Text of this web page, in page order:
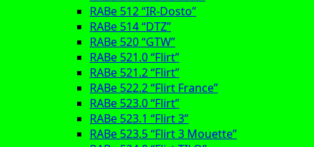
RABe 512 “IR-Dosto”
RABe 514 “DTZ”
RABe 520 “GTW”
RABe 521.0 “Flirt”
RABe 521.2 “Flirt”
RABe 522.2 “Flirt France”
RABe 523.0 “Flirt”
RABe 523.1 “Flirt 3”
RABe 523.5 “Flirt 3 Mouette”